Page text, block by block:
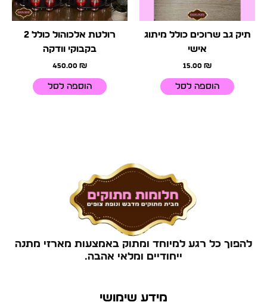
תיק גב שרוכים כולל מיתוג
אישי
15.00 ₪
הוספה לסל
רולטת אלכוהול כולל 2
בקבוקי וודקה
450.00 ₪
הוספה לסל
להפוך כל רגע למיוחד ומתוק באמצעות מארזי מתנה
ייחודיים ומלאי אהבה.
מידע שימושי